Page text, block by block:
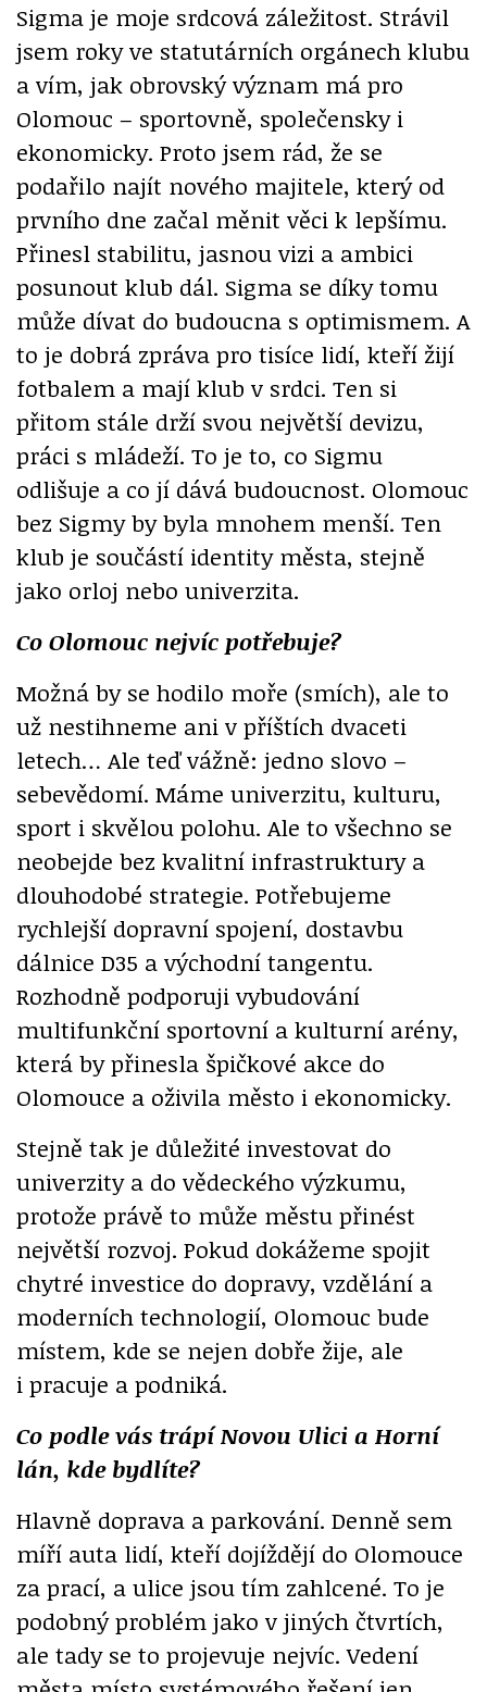
Sigma je moje srdcová záležitost. Strávil
jsem roky ve statutárních orgánech klubu
a vím, jak obrovský význam má pro
Olomouc – sportovně, společensky i
ekonomicky. Proto jsem rád, že se
podařilo najít nového majitele, který od
prvního dne začal měnit věci k lepšímu.
Přinesl stabilitu, jasnou vizi a ambici
posunout klub dál. Sigma se díky tomu
může dívat do budoucna s optimismem. A
to je dobrá zpráva pro tisíce lidí, kteří žijí
fotbalem a mají klub v srdci. Ten si
přitom stále drží svou největší devizu,
práci s mládeží. To je to, co Sigmu
odlišuje a co jí dává budoucnost. Olomouc
bez Sigmy by byla mnohem menší. Ten
klub je součástí identity města, stejně
jako orloj nebo univerzita.
Co Olomouc nejvíc potřebuje?
Možná by se hodilo moře (smích), ale to
už nestihneme ani v příštích dvaceti
letech… Ale teď vážně: jedno slovo –
sebevědomí. Máme univerzitu, kulturu,
sport i skvělou polohu. Ale to všechno se
neobejde bez kvalitní infrastruktury a
dlouhodobé strategie. Potřebujeme
rychlejší dopravní spojení, dostavbu
dálnice D35 a východní tangentu.
Rozhodně podporuji vybudování
multifunkční sportovní a kulturní arény,
která by přinesla špičkové akce do
Olomouce a oživila město i ekonomicky.
Stejně tak je důležité investovat do
univerzity a do vědeckého výzkumu,
protože právě to může městu přinést
největší rozvoj. Pokud dokážeme spojit
chytré investice do dopravy, vzdělání a
moderních technologií, Olomouc bude
místem, kde se nejen dobře žije, ale
i pracuje a podniká.
Co podle vás trápí Novou Ulici a Horní
lán, kde bydlíte?
Hlavně doprava a parkování. Denně sem
míří auta lidí, kteří dojíždějí do Olomouce
za prací, a ulice jsou tím zahlcené. To je
podobný problém jako v jiných čtvrtích,
ale tady se to projevuje nejvíc. Vedení